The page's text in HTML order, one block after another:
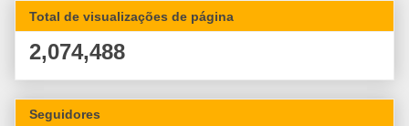
Total de visualizações de página
2,074,488
Seguidores